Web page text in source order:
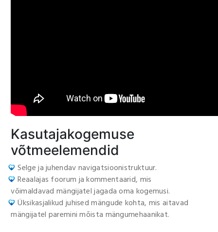
Kasutajakogemuse
võtmeelemendid
Selge ja juhendav navigatsioonistruktuur.
Reaalajas foorum ja kommentaarid, mis
võimaldavad mängijatel jagada oma kogemusi.
Üksikasjalikud juhised mängude kohta, mis aitavad
mängijatel paremini mõista mängumehaanikat.